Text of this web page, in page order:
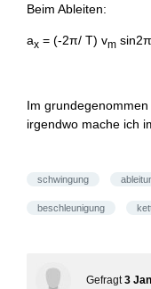
Beim Ableiten:
ax = (-2π/ T) vm
Im
irgendwo mache ich
schwingung
beschleunigung
Gefragt 3